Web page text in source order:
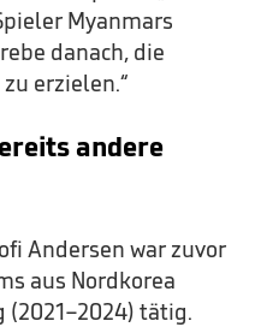
Myanmars
danach, die
erzielen.“
andere
Andersen war zuvor
aus Nordkorea
(2021–2024) tätig.